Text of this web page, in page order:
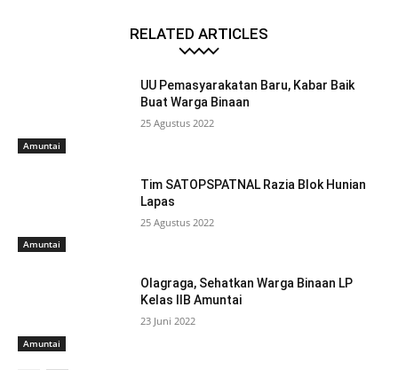
RELATED ARTICLES
Amuntai
UU Pemasyarakatan Baru, Kabar Baik
Buat Warga Binaan
25 Agustus 2022
Amuntai
Tim SATOPSPATNAL Razia Blok Hunian
Lapas
25 Agustus 2022
Amuntai
Olagraga, Sehatkan Warga Binaan LP
Kelas IIB Amuntai
23 Juni 2022